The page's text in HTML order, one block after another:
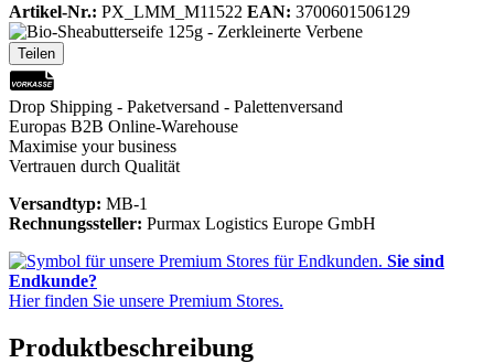
Artikel-Nr.: PX_LMM_M11522 EAN: 3700601506129
Teilen
Drop Shipping - Paketversand - Palettenversand
Europas B2B Online-Warehouse
Maximise your business
Vertrauen durch Qualität
Versandtyp: MB-1
Rechnungssteller: Purmax Logistics Europe GmbH
Sie sind
Endkunde?
Hier finden Sie unsere Premium Stores.
Produktbeschreibung